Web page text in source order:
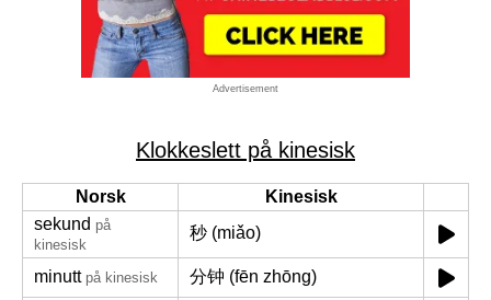
Advertisement
Klokkeslett på kinesisk
Norsk
Kinesisk
sekund på
kinesisk
秒 (miǎo)
minutt på kinesisk 分钟 (fēn zhōng)